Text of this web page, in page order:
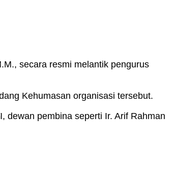
secara resmi melantik pengurus
Kehumasan organisasi tersebut.
dewan pembina seperti Ir. Arif Rahman